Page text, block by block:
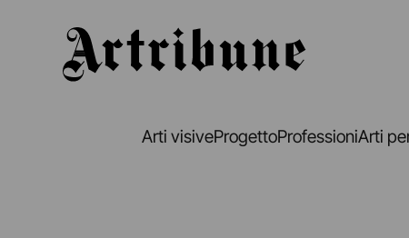
Arti visiveProgettoProfessioniArti